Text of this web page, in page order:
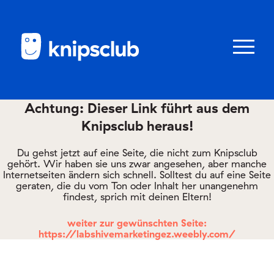
Menü
knipstipps
Eltern
Achtung: Dieser Link führt aus dem
Knipsclub heraus!
Du gehst jetzt auf eine Seite, die nicht zum Knipsclub
gehört. Wir haben sie uns zwar angesehen, aber manche
Internetseiten ändern sich schnell. Solltest du auf eine Seite
geraten, die du vom Ton oder Inhalt her unangenehm
findest, sprich mit deinen Eltern!
weiter zur gewünschten Seite:
https://labshivemarketingez.weebly.com/